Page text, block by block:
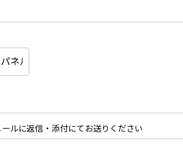
ルに返信・添付にてお送りください